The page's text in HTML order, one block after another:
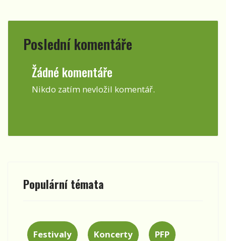
Poslední komentáře
Žádné komentáře
Nikdo zatím nevložil komentář.
Populární témata
Festivaly Koncerty PFP